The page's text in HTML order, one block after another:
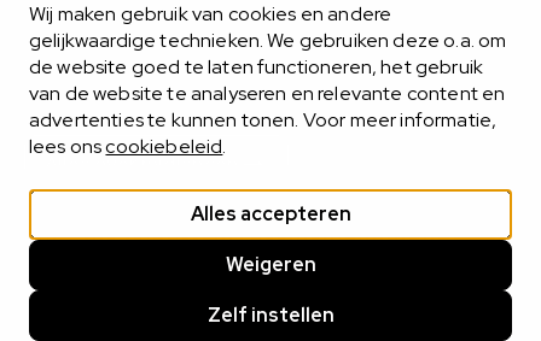
Wij maken gebruik van cookies en andere
gelijkwaardige technieken. We gebruiken deze o.a. om
de website goed te laten functioneren, het gebruik
van de website te analyseren en relevante content en
advertenties te kunnen tonen. Voor meer informatie,
lees onscookiebeleid.
Alles accepteren
Weigeren
Zelf instellen
MIDLANCEN
Het midlance-model biedt het beste van twee werelden
Alles over midlancen
Privacy statement
Cookies beheren
WE ZOEKEN INTERIM LEIDERS VOOR HET
VO!
hier!